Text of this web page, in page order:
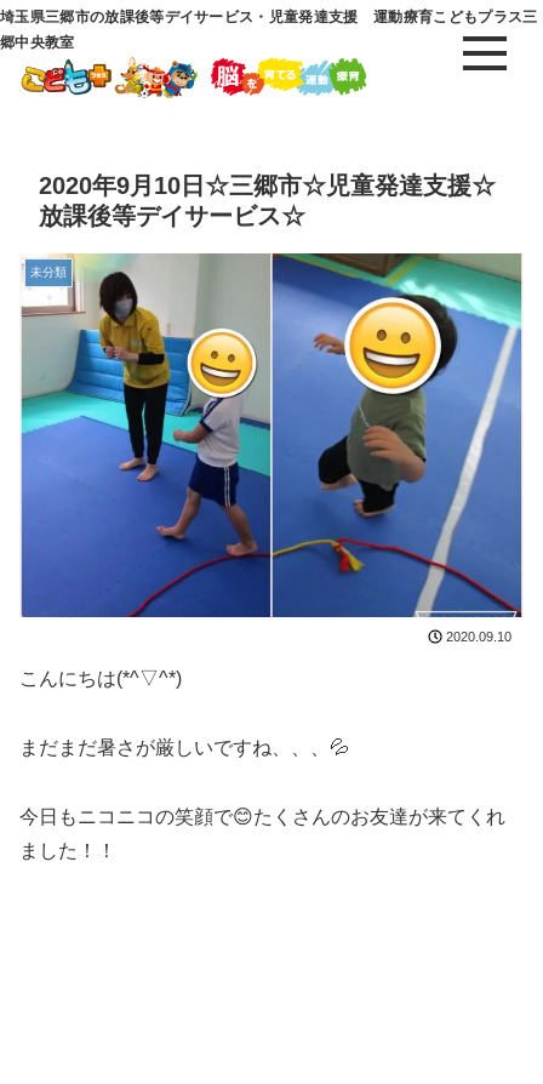
埼玉県三郷市の放課後等デイサービス・児童発達支援 運動療育こどもプラス三
郷中央教室
2020年9月10日☆三郷市☆児童発達支援☆
放課後等デイサービス☆
未分類
2020.09.10
こんにちは(*^▽^*)
まだまだ暑さが厳しいですね、、、💦
今日もニコニコの笑顔で😊たくさんのお友達が来てくれ
ました！！